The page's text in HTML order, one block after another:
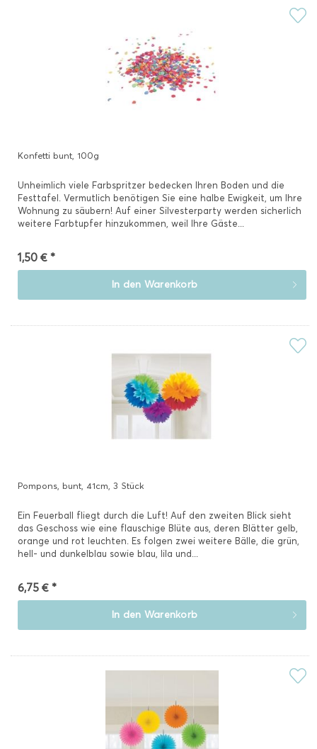
Konfetti bunt, 100g
Unheimlich viele Farbspritzer bedecken Ihren Boden und die
Festtafel. Vermutlich benötigen Sie eine halbe Ewigkeit, um Ihre
Wohnung zu säubern! Auf einer Silvesterparty werden sicherlich
weitere Farbtupfer hinzukommen, weil Ihre Gäste...
1,50 € *
In den Warenkorb
Pompons, bunt, 41cm, 3 Stück
Ein Feuerball fliegt durch die Luft! Auf den zweiten Blick sieht
das Geschoss wie eine flauschige Blüte aus, deren Blätter gelb,
orange und rot leuchten. Es folgen zwei weitere Bälle, die grün,
hell- und dunkelblau sowie blau, lila und...
6,75 € *
In den Warenkorb